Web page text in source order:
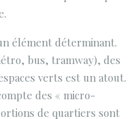
élément déterminant.
bus, tramway), des
verts est un atout.
des « micro-
de quartiers sont